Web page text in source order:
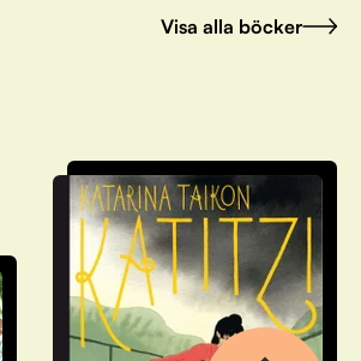
Visa alla böcker